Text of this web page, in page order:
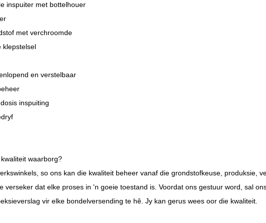
inspuiter met bottelhouer
met verchroomde
klepstelsel
en verstelbaar
inspuiting
waarborg?
so ons kan die kwaliteit beheer vanaf die grondstofkeuse, produksie,
verseker dat elke proses in 'n goeie toestand is. Voordat ons gestuur word, sal
vir elke bondelversending te hê. Jy kan gerus wees oor die kwaliteit.